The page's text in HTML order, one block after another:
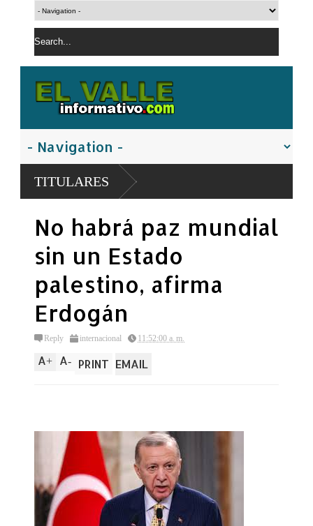
TITULARES
No habrá paz mundial
sin un Estado
palestino, afirma
Erdogán
Reply internacional 11:52:00 a. m.
A+ A- PRINT EMAIL